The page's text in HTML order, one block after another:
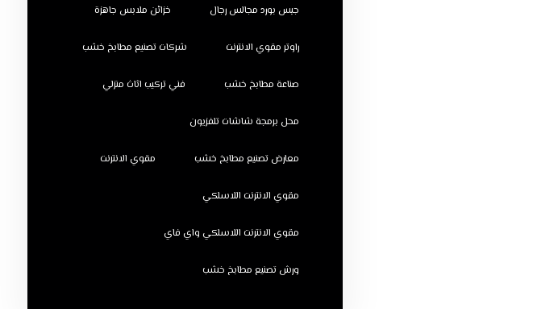
جبس بورد مجالس رجال خزائن ملابس جاهزة
راوتر مقوي الانترنت شركات تصنيع مطابخ خشب
صناعة مطابخ خشب فني تركيب اثاث منزلي
محل برمجة شاشات تلفزيون
معارض تصنيع مطابخ خشب مقوي الانترنت
مقوي الانترنت اللاسلكي
مقوي الانترنت اللاسلكي واي فاي
ورش تصنيع مطابخ خشب